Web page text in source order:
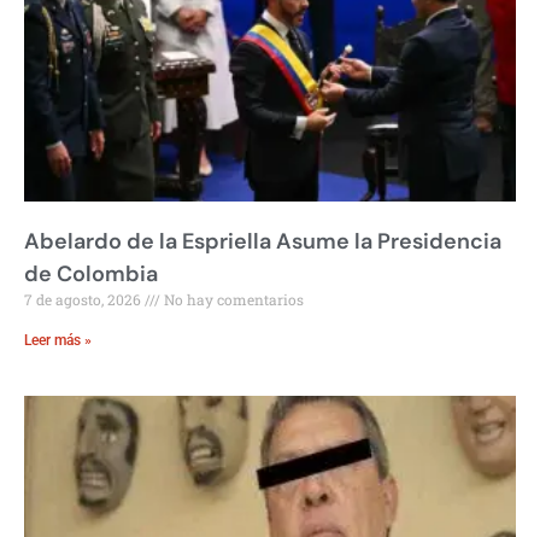
Abelardo de la Espriella Asume la Presidencia
de Colombia
7 de agosto, 2026 No hay comentarios
Leer más »